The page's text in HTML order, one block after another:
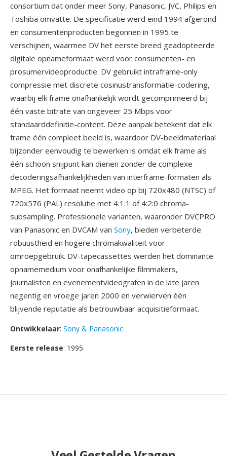
consortium dat onder meer Sony, Panasonic, JVC, Philips en
Toshiba omvatte. De specificatie werd eind 1994 afgerond
en consumentenproducten begonnen in 1995 te
verschijnen, waarmee DV het eerste breed geadopteerde
digitale opnameformaat werd voor consumenten- en
prosumervideoproductie. DV gebruikt intraframe-only
compressie met discrete cosinustransformatie-codering,
waarbij elk frame onafhankelijk wordt gecomprimeerd bij
één vaste bitrate van ongeveer 25 Mbps voor
standaarddefinitie-content. Deze aanpak betekent dat elk
frame één compleet beeld is, waardoor DV-beeldmateriaal
bijzonder eenvoudig te bewerken is omdat elk frame als
één schoon snijpunt kan dienen zonder de complexe
decoderingsafhankelijkheden van interframe-formaten als
MPEG. Het formaat neemt video op bij 720x480 (NTSC) of
720x576 (PAL) resolutie met 4:1:1 of 4:2:0 chroma-
subsampling. Professionele varianten, waaronder DVCPRO
van Panasonic en DVCAM van Sony, bieden verbeterde
robuustheid en hogere chromakwaliteit voor
omroepgebruik. DV-tapecassettes werden het dominante
opnamemedium voor onafhankelijke filmmakers,
journalisten en evenementvideografen in de late jaren
negentig en vroege jaren 2000 en verwierven één
blijvende reputatie als betrouwbaar acquisitieformaat.
Ontwikkelaar: Sony & Panasonic
Eerste release: 1995